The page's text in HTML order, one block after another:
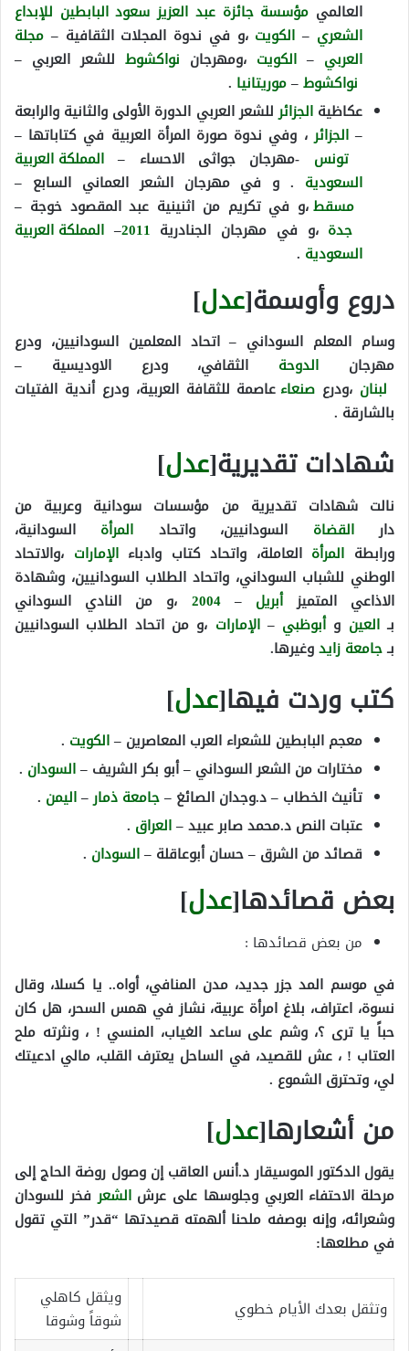
العالمي مؤسسة جائزة عبد العزيز سعود البابطين للإبداع
الشعري – الكويت ،و في ندوة المجلات الثقافية – مجلة
العربي – الكويت ،ومهرجان نواكشوط للشعر العربي –
نواكشوط–موريتانيا .
عكاظيةالجزائرللشعر العربي الدورة الأولى والثانية والرابعة
–الجزائر، وفي ندوة صورة المرأة العربية في كتاباتها –
تونس -مهرجان جواثى الاحساء – المملكة العربية
السعودية . و في مهرجان الشعر العماني السابع –
مسقط،و في تكريم من اثنينية عبد المقصود خوجة –
جدة ،و في مهرجان الجنادرية 2011
– المملكة العربية
السعودية .
دروع وأوسمة[عدل]
وسام المعلم السوداني – اتحاد المعلمين السودانيين، ودرع
مهرجان الدوحة الثقافي، ودرع الاوديسية –
لبنان ،ودرع صنعاء عاصمة للثقافة العربية، ودرع أندية الفتيات
بالشارقة .
شهادات تقديرية[عدل]
نالت شهادات تقديرية من مؤسسات سودانية وعربية من
دارالقضاة السودانيين، واتحاد المرأة السودانية،
ورابطة المرأة العاملة، واتحاد كتاب وادباءالإمارات ،والاتحاد
الوطني للشباب السوداني، واتحاد الطلاب السودانيين، وشهادة
الاذاعي المتميزأبريل –
2004 ،و من النادي السوداني
بـالعين وأبوظبي –الإمارات ،و من اتحاد الطلاب السودانيين
بـجامعة زايدوغيرها.
كتب وردت فيها[عدل]
معجم البابطين للشعراء العرب المعاصرين –الكويت .
مختارات من الشعر السوداني – أبو بكر الشريف –السودان .
تأنيث الخطاب – د.وجدان الصائغ –جامعة ذمار–اليمن .
عتبات النص د.محمد صابر عبيد –العراق .
قصائد من الشرق – حسان أبوعاقلة –السودان .
بعض قصائدها[عدل]
من بعض قصائدها :
في موسم المد جزر جديد، مدن المنافي، أواه.. يا كسلا، وقال
نسوة، اعتراف، بلاغ امرأة عربية، نشاز في همس السحر، هل كان
حباً يا ترى ؟، وشم على ساعد الغياب، المنسي ! ، ونثرته ملح
العتاب ! ، عش للقصيد، في الساحل يعترف القلب، مالي ادعيتك
لي، وتحترق الشموع .
من أشعارها[عدل]
يقول الدكتور الموسيقار د.أنس العاقب إن وصول روضة الحاج إلى
مرحلة الاحتفاء العربي وجلوسها على عرشالشعرفخر للسودان
وشعرائه، وإنه بوصفه ملحنا ألهمته قصيدتها “قدر” التي تقول
في مطلعها:
وتثقل بعدك الأيام خطوي
ويثقل كاهلي
شوقاً وشوقا